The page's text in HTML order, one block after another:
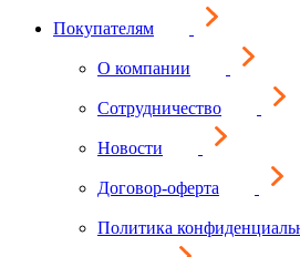
Покупателям
О компании
Сотрудничество
Новости
Договор-оферта
Политика